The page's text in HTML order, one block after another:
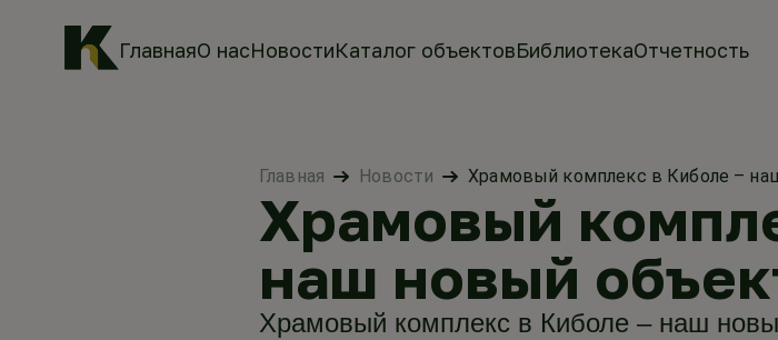
ГлавнаяО насНовостиКаталог объектовБиблиотекаОтчетность
Главная Новости Храмовый комплекс в Киболе –
Храмовый
наш новый
Храмовый комплекс в Киболе – наш